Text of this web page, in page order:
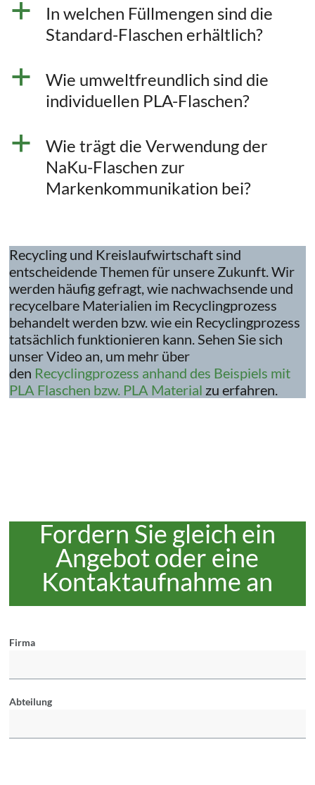
a
In welchen Füllmengen sind die
Standard-Flaschen erhältlich?
a
Wie umweltfreundlich sind die
individuellen PLA-Flaschen?
a
Wie trägt die Verwendung der
NaKu-Flaschen zur
Markenkommunikation bei?
Recycling und Kreislaufwirtschaft sind
entscheidende Themen für unsere Zukunft. Wir
werden häufig gefragt, wie nachwachsende und
recycelbare Materialien im Recyclingprozess
behandelt werden bzw. wie ein Recyclingprozess
tatsächlich funktionieren kann. Sehen Sie sich
unser Video an, um mehr über
den Recyclingprozess anhand des Beispiels mit
PLA Flaschen bzw. PLA Material zu erfahren.
Fordern Sie gleich ein
Angebot oder eine
Kontaktaufnahme an
Firma
Abteilung